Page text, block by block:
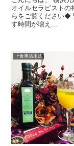
オイルセラピスト
らをご覧ください◆
す時間が増え...
┣食事活用法